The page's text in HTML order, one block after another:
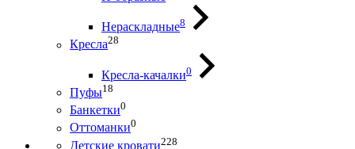
Нераскладные8
Кресла28
Кресла-качалки0
Пуфы18
Банкетки0
Оттоманки0
Детские кровати228